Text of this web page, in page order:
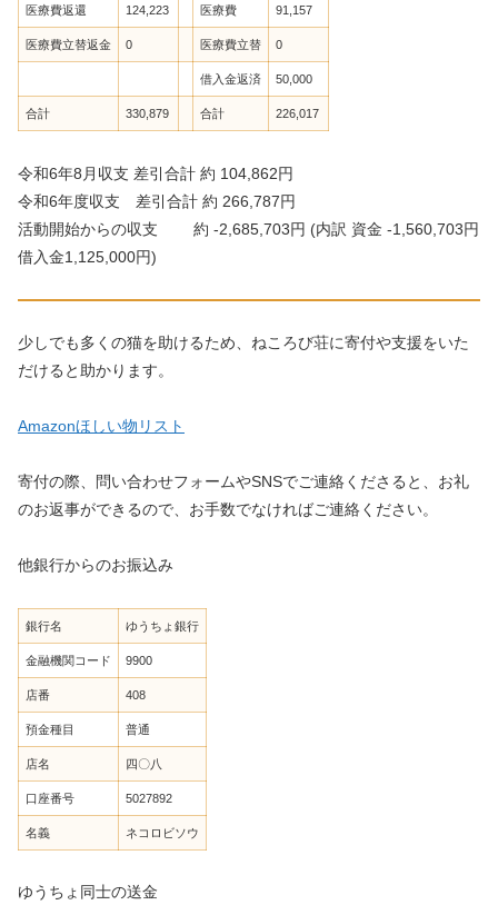
医療費返還 124,223 医療費 91,157
医療費立替返金 0 医療費立替 0
借入金返済 50,000
合計 330,879 合計 226,017
令和6年8月収支 差引合計 約 104,862円
令和6年度収支 差引合計 約 266,787円
活動開始からの収支 約 -2,685,703円 (内訳 資金 -1,560,703円
借入金1,125,000円)
少しでも多くの猫を助けるため、ねころび荘に寄付や支援をいた
だけると助かります。
Amazonほしい物リスト
寄付の際、問い合わせフォームやSNSでご連絡くださると、お礼
のお返事ができるので、お手数でなければご連絡ください。
他銀行からのお振込み
銀行名 ゆうちょ銀行
金融機関コード 9900
店番 408
預金種目 普通
店名 四〇八
口座番号 5027892
名義 ネコロビソウ
ゆうちょ同士の送金